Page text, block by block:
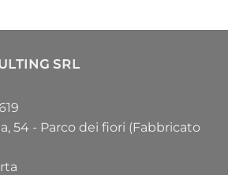
SRL
54 - Parco dei fiori (Fabbricato